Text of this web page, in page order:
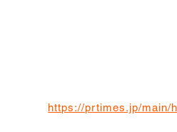
https://prtimes.jp/main/